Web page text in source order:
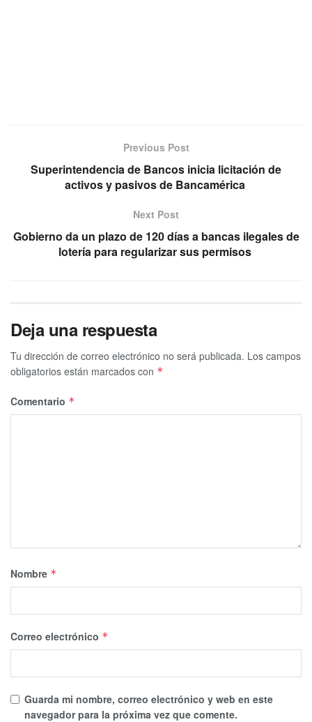
Previous Post
Superintendencia de Bancos inicia licitación de
activos y pasivos de Bancamérica
Next Post
Gobierno da un plazo de 120 días a bancas ilegales de
lotería para regularizar sus permisos
Deja una respuesta
Tu dirección de correo electrónico no será publicada. Los campos
obligatorios están marcados con *
Comentario *
Nombre *
Correo electrónico *
Guarda mi nombre, correo electrónico y web en este
navegador para la próxima vez que comente.